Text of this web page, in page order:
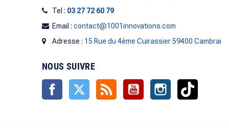
Tel : 03 27 72 60 79
Email : contact@1001innovations.com
Adresse : 15 Rue du 4ème Cuirassier 59400 Cambrai
NOUS SUIVRE
Facebook Twitter Rss YouTube Instagram